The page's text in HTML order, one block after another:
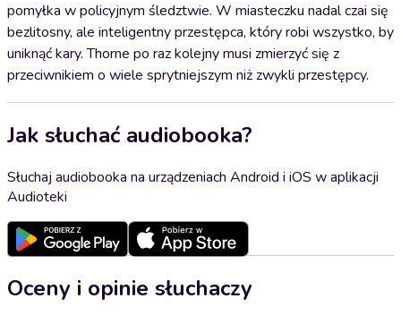
pomyłka w policyjnym śledztwie. W miasteczku nadal czai się
bezlitosny, ale inteligentny przestępca, który robi wszystko, by
uniknąć kary. Thorne po raz kolejny musi zmierzyć się z
przeciwnikiem o wiele sprytniejszym niż zwykli przestępcy.
Jak słuchać audiobooka?
Słuchaj audiobooka na urządzeniach Android i iOS w aplikacji
Audioteki
Oceny i opinie słuchaczy